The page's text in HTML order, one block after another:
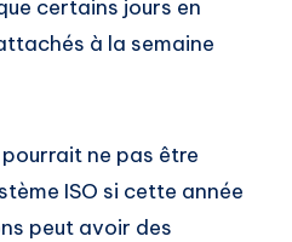
certains jours en
à la semaine
ne pas être
ISO si cette année
peut avoir des